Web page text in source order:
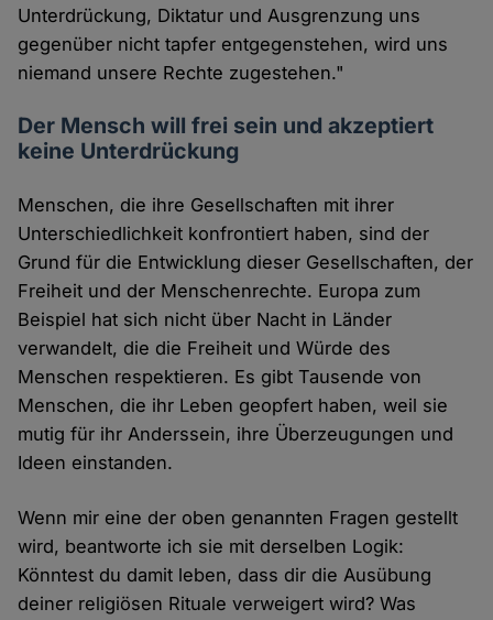
Unterdrückung, Diktatur und Ausgrenzung uns
gegenüber nicht tapfer entgegenstehen, wird uns
niemand unsere Rechte zugestehen."
Der Mensch will frei sein und akzeptiert
keine Unterdrückung
Menschen, die ihre Gesellschaften mit ihrer
Unterschiedlichkeit konfrontiert haben, sind der
Grund für die Entwicklung dieser Gesellschaften, der
Freiheit und der Menschenrechte. Europa zum
Beispiel hat sich nicht über Nacht in Länder
verwandelt, die die Freiheit und Würde des
Menschen respektieren. Es gibt Tausende von
Menschen, die ihr Leben geopfert haben, weil sie
mutig für ihr Anderssein, ihre Überzeugungen und
Ideen einstanden.
Wenn mir eine der oben genannten Fragen gestellt
wird, beantworte ich sie mit derselben Logik:
Könntest du damit leben, dass dir die Ausübung
deiner religiösen Rituale verweigert wird? Was